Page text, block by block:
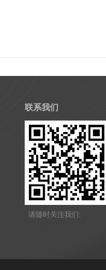
联系我们
请随时关注我们: